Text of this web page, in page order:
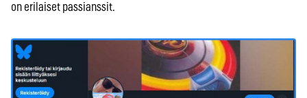
on erilaiset passianssit.